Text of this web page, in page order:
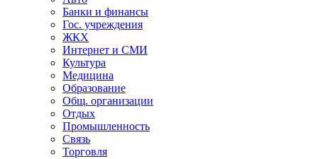
Банки и финансы
Гос. учреждения
ЖКХ
Интернет и СМИ
Культура
Медицина
Образование
Общ. организации
Отдых
Промышленность
Связь
Торговля